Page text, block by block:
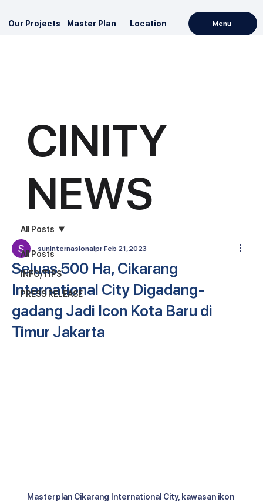
Our Projects Master Plan Location Menu
CINITY
NEWS
All Posts
INFO/TIPS
PRESS RELEASE
All Posts
Seluas 500 Ha, Cikarang
International City Digadang-
gadang Jadi Icon Kota Baru di
Timur Jakarta
suninternasionalpr Feb 21, 2023
Masterplan Cikarang International City, kawasan ikon